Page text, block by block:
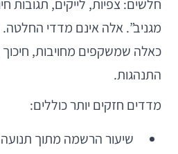
חלשים: צפיות, לייקים, תגובות
מגניב”. אלה אינם מדדי
כאלה שמשקפים מחויבות, חיכוך
התנהגות.
מדדים חזקים יותר כוללים:
שיעור הרשמה מתוך תנועה